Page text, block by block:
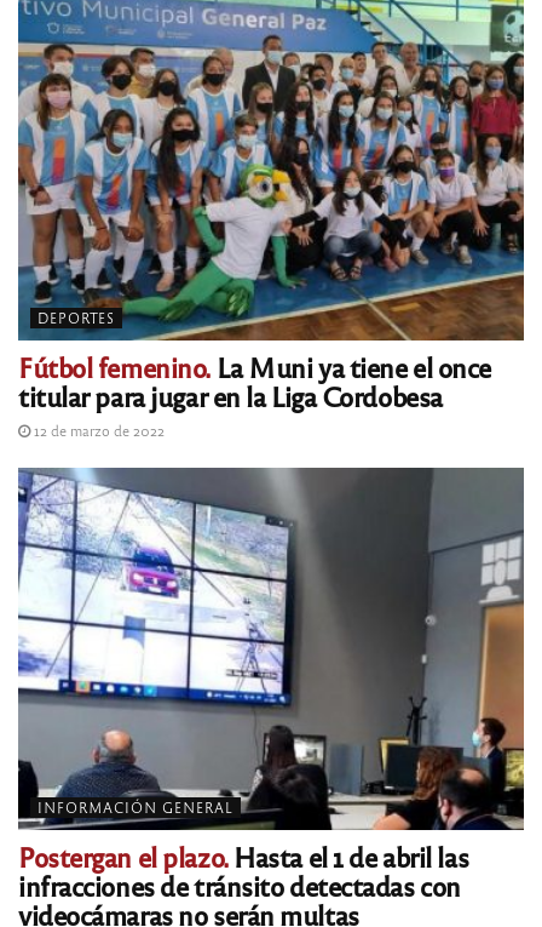
DEPORTES
Fútbol femenino.La Muni ya tiene el once
titular para jugar en la Liga Cordobesa
12 de marzo de 2022
INFORMACIÓN GENERAL
Postergan el plazo.Hasta el 1 de abril las
infracciones de tránsito detectadas con
videocámaras no serán multas